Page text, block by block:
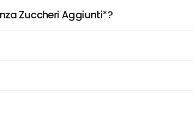
Zuccheri Aggiunti*?